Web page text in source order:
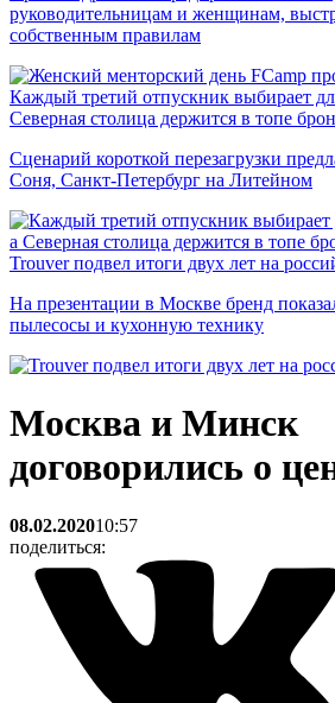
руководительницам и женщинам,
собственным правилам
Каждый третий отпускник выбирает
Северная столица держится в топе
Сценарий короткой перезагрузки
Соня, Санкт-Петербург на Литейном
Trouver подвел итоги двух лет на
На презентации в Москве бренд
пылесосы и кухонную технику
Москва и Минск
договорились о
08.02.202010:57
поделиться: